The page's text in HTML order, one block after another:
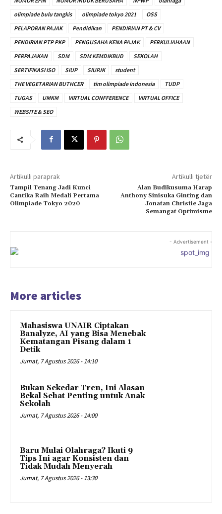
olimpiade bulu tangkis
olimpiade tokyo 2021
OSS
PELAPORAN PAJAK
Pendidikan
PENDIRIAN PT & CV
PENDIRIAN PTP PKP
PENGUSAHA KENA PAJAK
PERKULIAHAAN
PERPAJAKAN
SDM SDM KEMDIKBUD
SEKOLAH
SERTIFIKASI ISO
SIUP SIUPJK
student
THE VEGETARIAN BUTHCER
tim olimpiade indonesia
TUDP
TUGAS
UMKM VIRTUAL CONFFERENCE
VIRTUAL OFFICE
WEBSITE & SEO
Artikulli paraprak
Tampil Tenang Jadi Kunci
Cantika Raih Medali Pertama
Olimpiade Tokyo 2020
Artikulli tjetër
Alan Budikusuma Harap
Anthony Sinisuka Ginting dan
Jonatan Christie Jaga
Semangat Optimisme
- Advertisement -
More articles
Mahasiswa UNAIR Ciptakan
Banalyze, AI yang Bisa Menebak
Kematangan Pisang dalam 1
Detik
Jumat, 7 Agustus 2026 - 14:10
Bukan Sekedar Tren, Ini Alasan
Bekal Sehat Penting untuk Anak
Sekolah
Jumat, 7 Agustus 2026 - 14:00
Baru Mulai Olahraga? Ikuti 9
Tips Ini agar Konsisten dan
Tidak Mudah Menyerah
Jumat, 7 Agustus 2026 - 13:30